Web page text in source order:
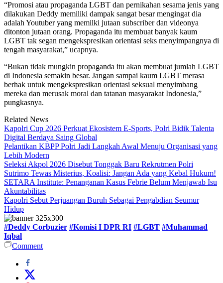
“Promosi atau propaganda LGBT dan pernikahan sesama jenis yang
dilakukan Deddy memiliki dampak sangat besar mengingat dia
adalah Youtuber yang memilki jutaan subscriber dan videonya
ditonton jutaan orang. Propaganda itu membuat banyak kaum
LGBT tak segan mengekspresikan orientasi seks menyimpangnya di
tengah masyarakat,” ucapnya.
“Bukan tidak mungkin propaganda itu akan membuat jumlah LGBT
di Indonesia semakin besar. Jangan sampai kaum LGBT merasa
berhak untuk mengekspresikan orientasi seksual menyimbang
mereka dan merusak moral dan tatanan masyarakat Indonesia,”
pungkasnya.
Related News
Kapolri Cup 2026 Perkuat Ekosistem E-Sports, Polri Bidik Talenta
Digital Berdaya Saing Global
Pelantikan KBPP Polri Jadi Langkah Awal Menuju Organisasi yang
Lebih Modern
Seleksi Akpol 2026 Disebut Tonggak Baru Rekrutmen Polri
Sutrimo Tewas Misterius, Koalisi: Jangan Ada yang Kebal Hukum!
SETARA Institute: Penanganan Kasus Febrie Belum Menjawab Isu
Akuntabilitas
Kapolri Sebut Perjuangan Buruh Sebagai Pengabdian Seumur
Hidup
#Deddy Corbuzier #Komisi I DPR RI #LGBT #Muhammad
Iqbal
Comment